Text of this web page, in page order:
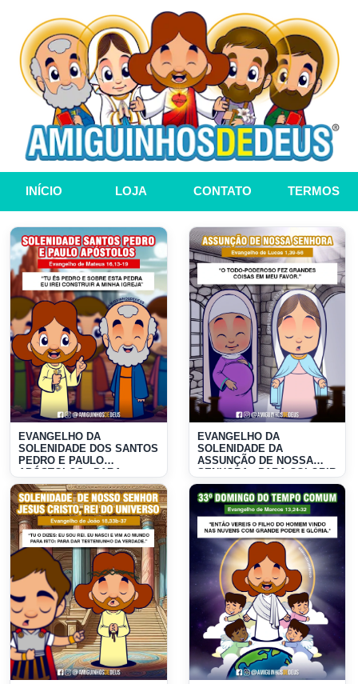
INÍCIO LOJA CONTATO TERMOS
EVANGELHO DA
SOLENIDADE DOS SANTOS
PEDRO E PAULO
APÓSTOLOS - PARA
COLORIR
EVANGELHO DA
SOLENIDADE DA
ASSUNÇÃO DE NOSSA
SENHORA - PARA COLORIR